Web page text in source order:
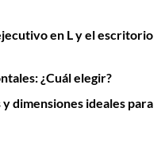
en L y el escritorio
¿Cuál elegir?
dimensiones ideales para